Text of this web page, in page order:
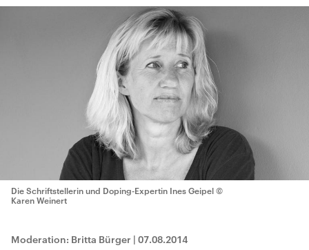
Die Schriftstellerin und Doping-Expertin Ines Geipel ©
Karen Weinert
Moderation: Britta Bürger | 07.08.2014